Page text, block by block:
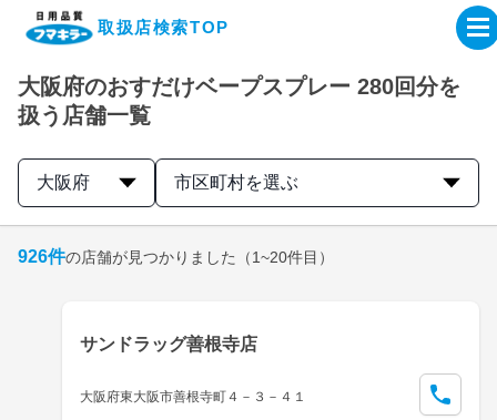
取扱店検索TOP
企業・IR情報サイト
製品情報サイト
取扱店検索はこちら
大阪府のおすだけベープスプレー 280回分を
扱う店舗一覧
大阪府 市区町村を選ぶ
926件の店舗が見つかりました （1~20件目）
サンドラッグ善根寺店
大阪府東大阪市善根寺町４－３－４１